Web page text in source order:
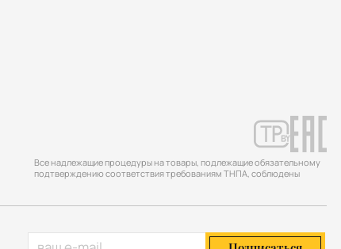
Все надлежащие процедуры на товары, подлежащие обязательному
подтверждению соответствия требованиям ТНПА, соблюдены